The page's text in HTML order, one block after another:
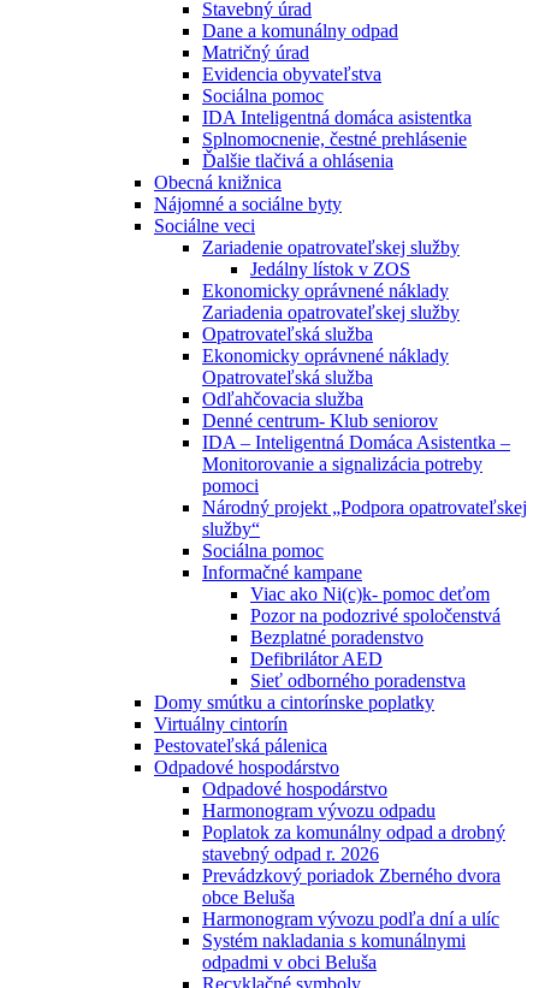
Stavebný úrad
Dane a komunálny odpad
Matričný úrad
Evidencia obyvateľstva
Sociálna pomoc
IDA Inteligentná domáca asistentka
Splnomocnenie, čestné prehlásenie
Ďalšie tlačivá a ohlásenia
Obecná knižnica
Nájomné a sociálne byty
Sociálne veci
Zariadenie opatrovateľskej služby
Jedálny lístok v ZOS
Ekonomicky oprávnené náklady
Zariadenia opatrovateľskej služby
Opatrovateľská služba
Ekonomicky oprávnené náklady
Opatrovateľská služba
Odľahčovacia služba
Denné centrum- Klub seniorov
IDA – Inteligentná Domáca Asistentka –
Monitorovanie a signalizácia potreby
pomoci
Národný projekt „Podpora opatrovateľskej
služby“
Sociálna pomoc
Informačné kampane
Viac ako Ni(c)k- pomoc deťom
Pozor na podozrivé spoločenstvá
Bezplatné poradenstvo
Defibrilátor AED
Sieť odborného poradenstva
Domy smútku a cintorínske poplatky
Virtuálny cintorín
Pestovateľská pálenica
Odpadové hospodárstvo
Odpadové hospodárstvo
Harmonogram vývozu odpadu
Poplatok za komunálny odpad a drobný
stavebný odpad r. 2026
Prevádzkový poriadok Zberného dvora
obce Beluša
Harmonogram vývozu podľa dní a ulíc
Systém nakladania s komunálnymi
odpadmi v obci Beluša
Recyklačné symboly